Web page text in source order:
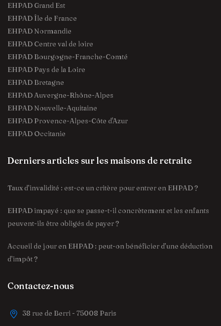
EHPAD Grand Est
EHPAD Île de France
EHPAD Normandie
EHPAD Centre val de loire
EHPAD Bourgogne-Franche-Comté
EHPAD Pays de la Loire
EHPAD Bretagne
EHPAD Auvergne-Rhône-Alpes
EHPAD Nouvelle-Aquitaine
EHPAD Provence-Alpes-Côte d'Azur
EHPAD Occitanie
Derniers articles sur les maisons de retraite
Taux d’invalidité : est-ce un critère pour entrer en EHPAD ?
EHPAD impayé : que se passe-t-il concrètement et les enfants
peuvent-ils être obligés de payer ?
Accueil de jour en EHPAD : peut-on bénéficier d’une déduction
d’impôt ?
Contactez-nous
38 rue de Berri - 75008 Paris